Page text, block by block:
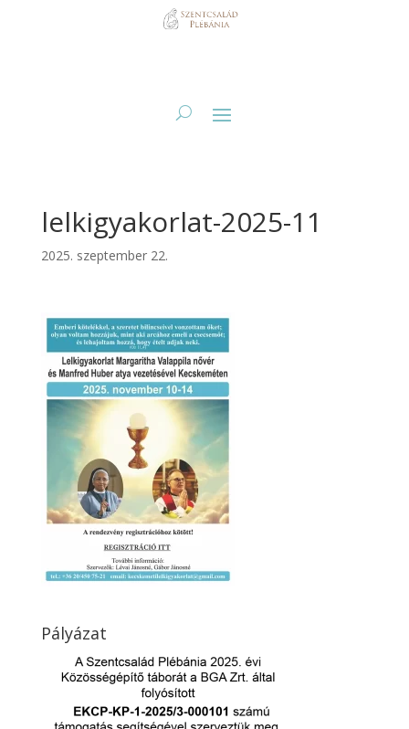
lelkigyakorlat-2025-11
2025. szeptember 22.
Pályázat